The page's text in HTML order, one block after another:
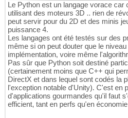
Le Python est un langage vorace car
utilisant des moteurs 3D .. rien de
peut servir pour du 2D et des minis
puissance 4.
Les langages ont été testés sur des
même si on peut douter que le
implémentation, voire même
Pas sûr que Python soit destiné
(certainement moins que C++ qui
DirectX et dans lequel sont codés la
l'exception notable d'Unity). C'est en
d'applications gourmandes qu'il faut
efficient, tant en perfs qu'en